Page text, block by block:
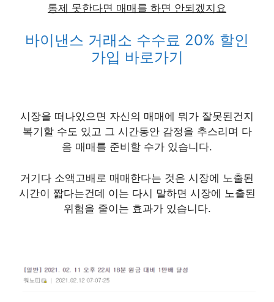
통제 못한다면 매매를 하면 안되겠지요
바이낸스 거래소 수수료 20% 할인
가입 바로가기
시장을 떠나있으면 자신의 매매에 뭐가 잘못된건지
복기할 수도 있고 그 시간동안 감정을 추스리며 다
음 매매를 준비할 수가 있습니다.
거기다 소액고배로 매매한다는 것은 시장에 노출된
시간이 짧다는건데 이는 다시 말하면 시장에 노출된
위험을 줄이는 효과가 있습니다.